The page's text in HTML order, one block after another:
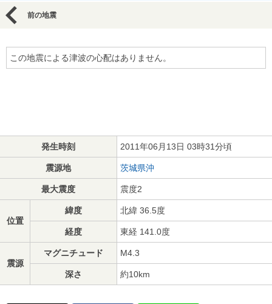
前の地震
この地震による津波の心配はありません。
発生時刻 2011年06月13日 03時31分頃
震源地 茨城県沖
最大震度 震度2
位置
緯度 北緯 36.5度
経度 東経 141.0度
震源
マグニチュード M4.3
深さ 約10km